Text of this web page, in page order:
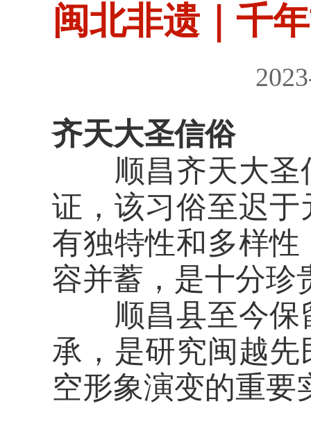
闽北非遗｜千
齐天大圣信俗
顺昌齐天大圣
证，该习俗至迟
有独特性和多样
容并蓄，是十分珍
顺昌县至今保
承，是研究闽越
空形象演变的重要